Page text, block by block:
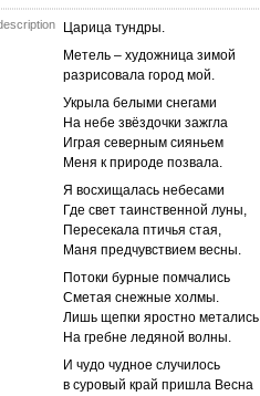
Царица тундры.
Метель – художница зимой
разрисовала город мой.
Укрыла белыми снегами
На небе звёздочки зажгла
Играя северным сияньем
Меня к природе позвала.
Я восхищалась небесами
Где свет таинственной луны,
Пересекала птичья стая,
Маня предчувствием весны.
Потоки бурные помчались
Сметая снежные холмы.
Лишь щепки яростно метались
На гребне ледяной волны.
И чудо чудное случилось
в суровый край пришла Весна